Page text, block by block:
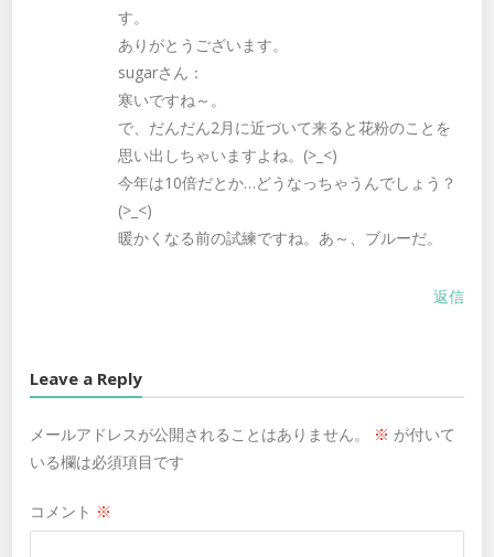
す。
ありがとうございます。
sugarさん：
寒いですね～。
で、だんだん2月に近づいて来ると花粉のことを
思い出しちゃいますよね。(>_<)
今年は10倍だとか…どうなっちゃうんでしょう？
(>_<)
暖かくなる前の試練ですね。あ～、ブルーだ。
返信
Leave a Reply
メールアドレスが公開されることはありません。 ※ が付いて
いる欄は必須項目です
コメント ※